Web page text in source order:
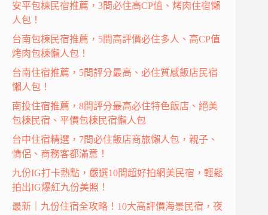
安平包棟民宿推薦，3間必住高CP值、烤肉住宿懶
人包！
台南包棟民宿推薦，5間高評價必住多人、高CP值
烤肉包棟懶人包！
台南住宿推薦，5間評分最高、必住質感飯店民宿
懶人包！
南投住宿推薦，8間評分最高必住特色飯店、絕美
包棟民宿、平價包棟民宿懶人包
台中住宿精選，7間必住飯店商旅懶人包，親子、
情侶、商務客都滿意！
九份IG打卡熱點，嚴選10間超好拍網美民宿，輕鬆
拍出IG爆紅九份美照！
最新｜九份住宿全攻略！10大高評價海景民宿，夜